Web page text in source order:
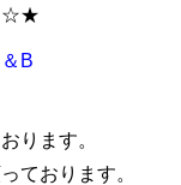
B
ります。
ております。